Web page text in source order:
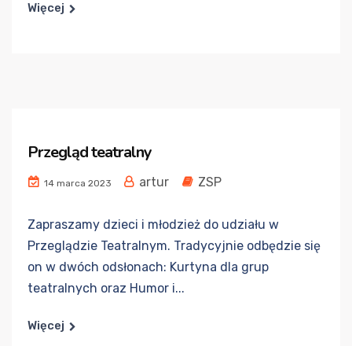
Więcej
Przegląd teatralny
14 marca 2023 artur ZSP
Zapraszamy dzieci i młodzież do udziału w
Przeglądzie Teatralnym. Tradycyjnie odbędzie się
on w dwóch odsłonach: Kurtyna dla grup
teatralnych oraz Humor i...
Więcej